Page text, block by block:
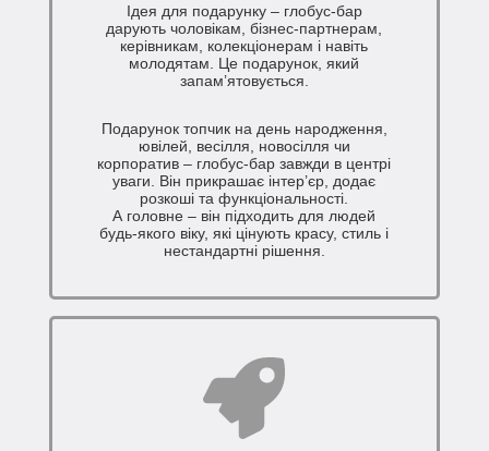
Ідея для подарунку – глобус-бар
дарують чоловікам, бізнес-партнерам,
керівникам, колекціонерам і навіть
молодятам. Це подарунок, який
запам’ятовується.
Подарунок топчик на день народження,
ювілей, весілля, новосілля чи
корпоратив – глобус-бар завжди в центрі
уваги. Він прикрашає інтер’єр, додає
розкоші та функціональності.
А головне – він підходить для людей
будь-якого віку, які цінують красу, стиль і
нестандартні рішення.